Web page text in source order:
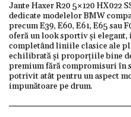
Jante Haxer R20 5×120 HX022
dedicate modelelor BMW
precum E39, E60, E61, E65 sau
oferă un look sportiv și
completând liniile clasice ale
echilibrată și proporțiile bine
premium fără compromisuri în
potrivit atât pentru un aspect
impunătoare pe drum.